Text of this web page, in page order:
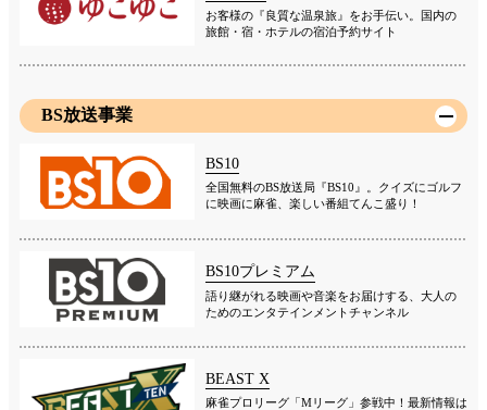
お客様の『良質な温泉旅』をお手伝い。国内の
旅館・宿・ホテルの宿泊予約サイト
BS放送事業
BS10
全国無料のBS放送局『BS10』。クイズにゴルフ
に映画に麻雀、楽しい番組てんこ盛り！
BS10プレミアム
語り継がれる映画や音楽をお届けする、大人の
ためのエンタテインメントチャンネル
BEAST X
麻雀プロリーグ「Mリーグ」参戦中！最新情報は